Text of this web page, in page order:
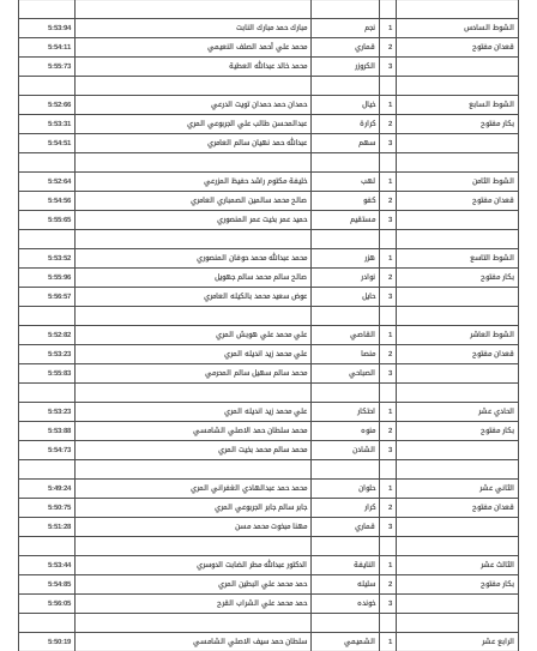
الشوط السادس 1 نجم مبارك حمد مبارك النابت
5:53:94
قعدان مفتوح
2 قماري محمد علي أحمد الصلف النعيمي
5:54:11
3
الكروزر محمد خالد عبدالله العطية 5:55:73
الشوط السابع 1 خيال حمدان حمد حمدان تويت الدرعي
5:52:66
بكارمفتوح 2 كرارة عبدالمحسن طالب علي الجربوعي المري
5:53:31
3
سهم عبدالله حمد نهيان سالم العامري 5:54:51
الشوط الثامن 1 لهب خليفة مكتوم راشد حفيظ المزرعي
5:52:64
قعدانمفتوح 2 كفو صالح محمد سالمين الصمباري العامري
5:54:56
3
مستقيم حميد عمر بخيت عمر المنصوري 5:55:65
الشوط التاسع 1 هزر محمد عبدالله محمد حوفان المنصوري
5:53:52
بكار مفتوح
2 نوادر صالح سالم محمد سالم جهويل
5:55:96
3
حايل عوض سعيد محمد بالكيله العامري 5:56:57
الشوط العاشر 1 القاصي علي محمد علي هوبش المري
5:52:82
قعدانمفتوح 2 منصا علي محمد زيد انديله المري
5:53:23
3
الصباحي محمد سالم سهيل سالم المحرمي 5:55:83
الحادي عشر 1 احتكار علي محمد زيد انديله المري
5:53:23
بكار مفتوح
2 منوه محمد سلطان حمد الاصلي الشامسي
5:53:88
3
الشادن محمد سالم محمد بخيت المري 5:54:73
الثاني عشر 1 حلوان محمد حمد عبدالهادي الغفراني المري
5:49:24
قعدانمفتوح 2 كرار جابر سالم جابر الجربوعي المري
5:50:75
3
قماري مهنا مبخوت محمد مسن 5:51:28
الثالث عشر 1 النايفة الدكتور عبدالله مطر الضابت الدوسري
5:53:44
بكار مفتوح
2 سليله حمد محمد علي البطين المري
5:54:85
3
خونده حمد محمد علي الشراب القرح 5:56:05
الرابع عشر 1 الشميمي سلطان حمد سيف الاصلي الشامسي
5:50:19